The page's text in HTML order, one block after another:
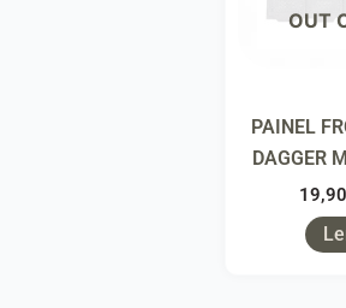
OUT
PAINEL
DAGGER
19,90